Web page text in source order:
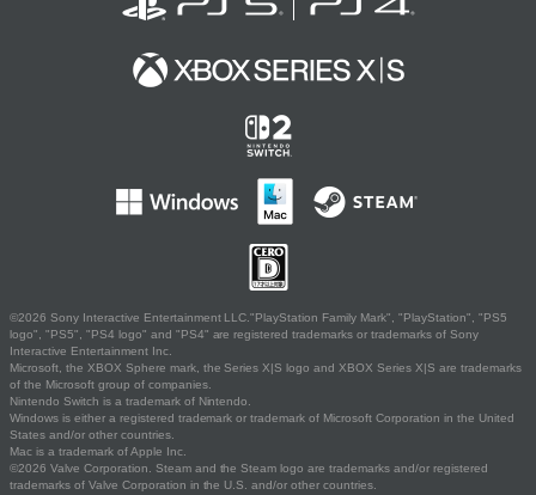
©2026 Sony Interactive Entertainment LLC."PlayStation Family Mark", "PlayStation", "PS5
logo", "PS5", "PS4 logo" and "PS4" are registered trademarks or trademarks of Sony
Interactive Entertainment Inc.
Microsoft, the XBOX Sphere mark, the Series X|S logo and XBOX Series X|S are trademarks
of the Microsoft group of companies.
Nintendo Switch is a trademark of Nintendo.
Windows is either a registered trademark or trademark of Microsoft Corporation in the United
States and/or other countries.
Mac is a trademark of Apple Inc.
©2026 Valve Corporation. Steam and the Steam logo are trademarks and/or registered
trademarks of Valve Corporation in the U.S. and/or other countries.